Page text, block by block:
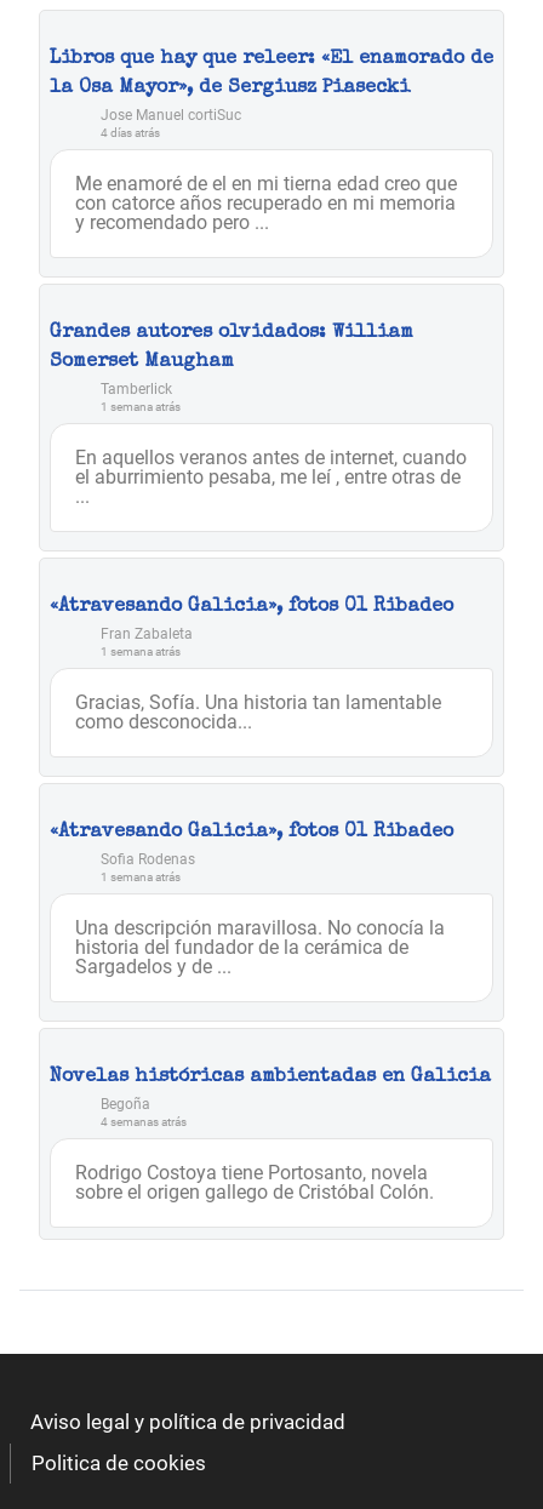
Libros que hay que releer: «El enamorado de
la Osa Mayor», de Sergiusz Piasecki
Jose Manuel cortiSuc
4 días atrás
Me enamoré de el en mi tierna edad creo que
con catorce años recuperado en mi memoria
y recomendado pero ...
Grandes autores olvidados: William
Somerset Maugham
Tamberlick
1 semana atrás
En aquellos veranos antes de internet, cuando
el aburrimiento pesaba, me leí , entre otras de
...
«Atravesando Galicia», fotos 01 Ribadeo
Fran Zabaleta
1 semana atrás
Gracias, Sofía. Una historia tan lamentable
como desconocida...
«Atravesando Galicia», fotos 01 Ribadeo
Sofia Rodenas
1 semana atrás
Una descripción maravillosa. No conocía la
historia del fundador de la cerámica de
Sargadelos y de ...
Novelas históricas ambientadas en Galicia
Begoña
4 semanas atrás
Rodrigo Costoya tiene Portosanto, novela
sobre el origen gallego de Cristóbal Colón.
Aviso legal y política de privacidad
Politica de cookies